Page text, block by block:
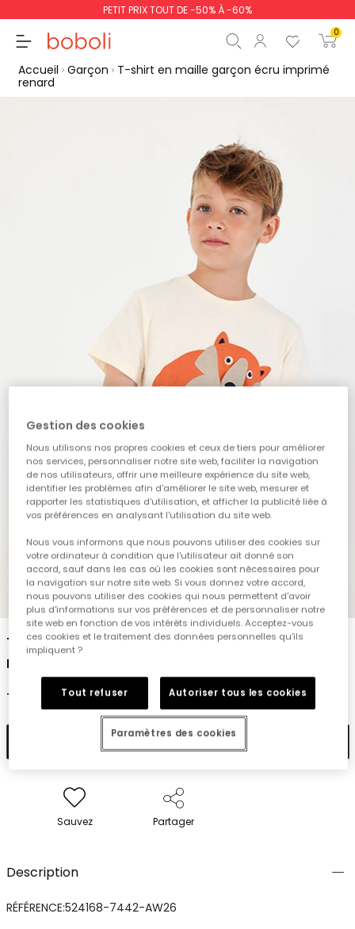
PETIT PRIX TOUT DE -50% À -60%
0
Commencer la
Accueil Garçon
T-shirt en maille garçon écru imprimé
renard
1 2 3 4 5 6
T-shirt en maille garçon écru imprimé
renard
19,95 €
Ajouter
Sauvez Partager
Description
RÉFÉRENCE:524168-7442-AW26
Gestion des cookies
Nous utilisons nos propres cookies et ceux de tiers pour améliorer
nos services, personnaliser notre site web, faciliter la navigation
de nos utilisateurs, offrir une meilleure expérience du site web,
identifier les problèmes afin d'améliorer le site web, mesurer et
rapporter les statistiques d'utilisation, et afficher la publicité liée à
vos préférences en analysant l'utilisation du site web.
Nous vous informons que nous pouvons utiliser des cookies sur
votre ordinateur à condition que l'utilisateur ait donné son
accord, sauf dans les cas où les cookies sont nécessaires pour
la navigation sur notre site web. Si vous donnez votre accord,
nous pouvons utiliser des cookies qui nous permettent d'avoir
plus d'informations sur vos préférences et de personnaliser notre
site web en fonction de vos intérêts individuels. Acceptez-vous
ces cookies et le traitement des données personnelles qu'ils
impliquent ?
Tout refuser Autoriser tous les cookies
Paramètres des cookies